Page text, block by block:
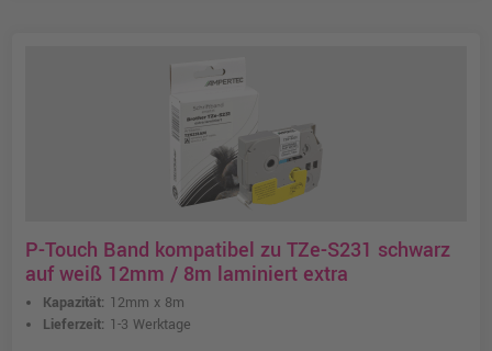
P-Touch Band kompatibel zu TZe-S231 schwarz
auf weiß 12mm / 8m laminiert extra
Kapazität: 12mm x 8m
Lieferzeit: 1-3 Werktage